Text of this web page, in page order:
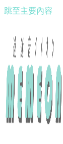
跳至主要內容